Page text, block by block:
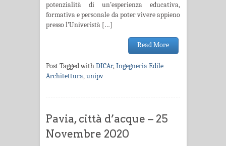
potenzialità di un’esperienza educativa,
formativa e personale da poter vivere appieno
presso l’Univeristà […]
Read More
Post Tagged withDICAr,Ingegneria Edile
Architettura,unipv
Pavia, città d’acque – 25
Novembre 2020